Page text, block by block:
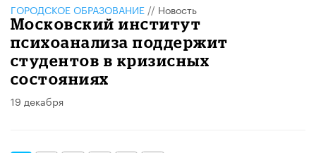
ГОРОДСКОЕ ОБРАЗОВАНИЕ // Новость
Московский институт
психоанализа поддержит
студентов в кризисных
состояниях
19 декабря